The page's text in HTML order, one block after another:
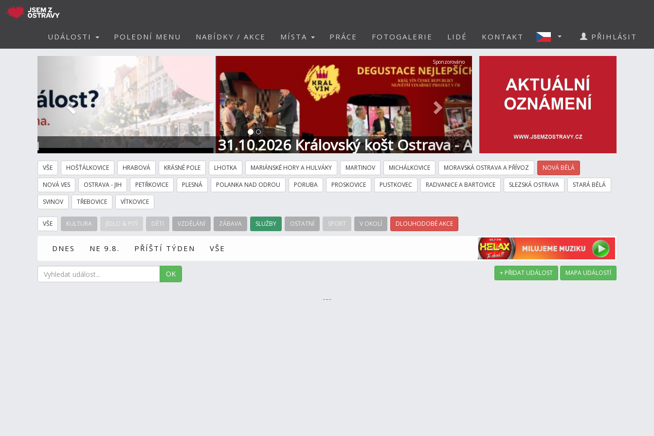
UDÁLOSTI POLEDNÍ MENU NABÍDKY / AKCE MÍSTA PRÁCE FOTOGALERIE LIDÉ KONTAKT PŘIHLÁSIT
31.10.2026 Královský košt Ostrava - AKORD - Restaurace a
Hotel
Další
Sponzorováno
VŠE HOŠŤÁLKOVICE HRABOVÁ KRÁSNÉ POLE LHOTKA MARIÁNSKÉ HORY A HULVÁKY MARTINOV MICHÁLKOVICE MORAVSKÁ OSTRAVA A PŘÍVOZ NOVÁ BĚLÁ
NOVÁ VES OSTRAVA - JIH PETŘKOVICE PLESNÁ POLANKA NAD ODROU PORUBA PROSKOVICE PUSTKOVEC RADVANICE A BARTOVICE SLEZSKÁ OSTRAVA STARÁ BĚLÁ
SVINOV TŘEBOVICE VÍTKOVICE
VŠE KULTURA JÍDLO & PITÍ DĚTI VZDĚLÁNÍ ZÁBAVA SLUŽBY OSTATNÍ SPORT V OKOLÍ DLOUHODOBÉ AKCE
DNES NE 9.8. PŘÍŠTÍ TÝDEN VŠE
OK + PŘIDAT UDÁLOST MAPA UDÁLOSTÍ
---